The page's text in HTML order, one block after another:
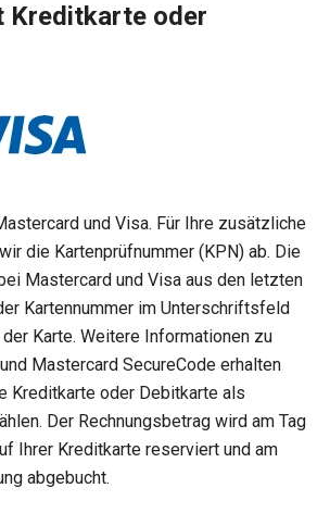
Kreditkarte oder
und Visa. Für Ihre zusätzliche
die Kartenprüfnummer (KPN) ab. Die
Mastercard und Visa aus den letzten
Kartennummer im Unterschriftsfeld
Karte. Weitere Informationen zu
Mastercard SecureCode erhalten
Kreditkarte oder Debitkarte als
Der Rechnungsbetrag wird am Tag
Ihrer Kreditkarte reserviert und am
abgebucht.